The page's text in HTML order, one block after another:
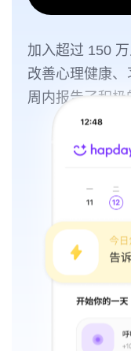
加入超过 150
改善心理健康
周内报告了积极